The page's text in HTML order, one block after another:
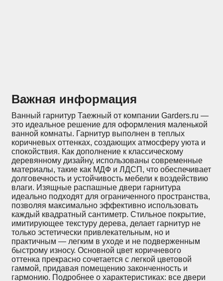
Важная информация
Ванный гарнитур Таежный от компании Garders.ru —
это идеальное решение для оформления маленькой
ванной комнаты. Гарнитур выполнен в теплых
коричневых оттенках, создающих атмосферу уюта и
спокойствия. Как дополнение к классическому
деревянному дизайну, использованы современные
материалы, такие как МДФ и ЛДСП, что обеспечивает
долговечность и устойчивость мебели к воздействию
влаги. Изящные распашные двери гарнитура
идеально подходят для ограниченного пространства,
позволяя максимально эффективно использовать
каждый квадратный сантиметр. Стильное покрытие,
имитирующее текстуру дерева, делает гарнитур не
только эстетически привлекательным, но и
практичным — легким в уходе и не подверженным
быстрому износу. Основной цвет коричневого
оттенка прекрасно сочетается с легкой цветовой
гаммой, придавая помещению законченность и
гармонию. Подробнее о характеристиках: все двери